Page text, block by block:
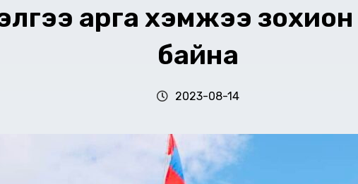
арга хэмжээ
байна
2023-08-14